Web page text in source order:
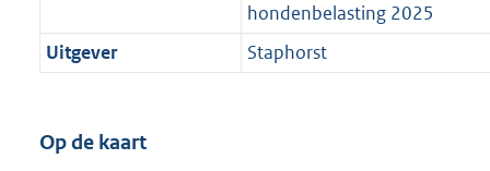
hondenbelasting 2025
Uitgever
Staphorst
Op de kaart